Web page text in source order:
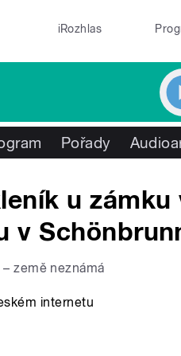
iRozhlas
Pořady
u
v
země neznámá
internetu